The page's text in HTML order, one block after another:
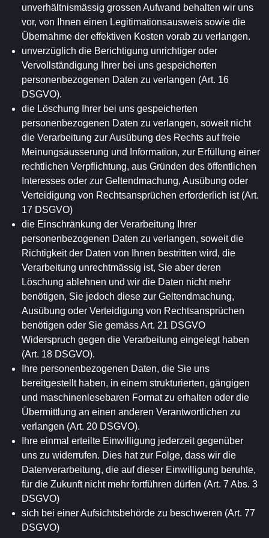
unverhältnismässig grossen Aufwand behalten wir uns
vor, von Ihnen einen Legitimationsausweis sowie die
Übernahme der effektiven Kosten vorab zu verlangen.
unverzüglich die Berichtigung unrichtiger oder
Vervollständigung Ihrer bei uns gespeicherten
personenbezogenen Daten zu verlangen (Art. 16
DSGVO).
die Löschung Ihrer bei uns gespeicherten
personenbezogenen Daten zu verlangen, soweit nicht
die Verarbeitung zur Ausübung des Rechts auf freie
Meinungsäusserung und Information, zur Erfüllung einer
rechtlichen Verpflichtung, aus Gründen des öffentlichen
Interesses oder zur Geltendmachung, Ausübung oder
Verteidigung von Rechtsansprüchen erforderlich ist (Art.
17 DSGVO)
die Einschränkung der Verarbeitung Ihrer
personenbezogenen Daten zu verlangen, soweit die
Richtigkeit der Daten von Ihnen bestritten wird, die
Verarbeitung unrechtmässig ist, Sie aber deren
Löschung ablehnen und wir die Daten nicht mehr
benötigen, Sie jedoch diese zur Geltendmachung,
Ausübung oder Verteidigung von Rechtsansprüchen
benötigen oder Sie gemäss Art. 21 DSGVO
Widerspruch gegen die Verarbeitung eingelegt haben
(Art. 18 DSGVO).
Ihre personenbezogenen Daten, die Sie uns
bereitgestellt haben, in einem strukturierten, gängigen
und maschinenlesebaren Format zu erhalten oder die
Übermittlung an einen anderen Verantwortlichen zu
verlangen (Art. 20 DSGVO).
Ihre einmal erteilte Einwilligung jederzeit gegenüber
uns zu widerrufen. Dies hat zur Folge, dass wir die
Datenverarbeitung, die auf dieser Einwilligung beruhte,
für die Zukunft nicht mehr fortführen dürfen (Art. 7 Abs. 3
DSGVO)
sich bei einer Aufsichtsbehörde zu beschweren (Art. 77
DSGVO)